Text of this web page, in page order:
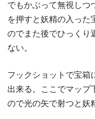
でもかぶって無視しつ
を押すと妖精の入った
のでまた後でひっくり
ない。
フックショットで宝箱
出来る。ここでマップ
ので光の矢で射つと妖